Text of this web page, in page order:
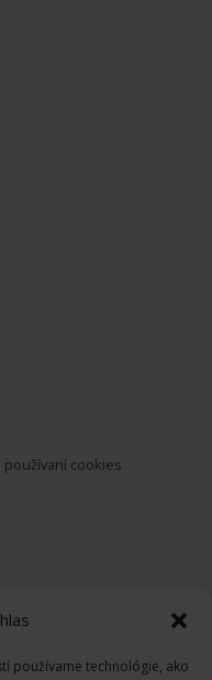
používame technológie, ako
cookies